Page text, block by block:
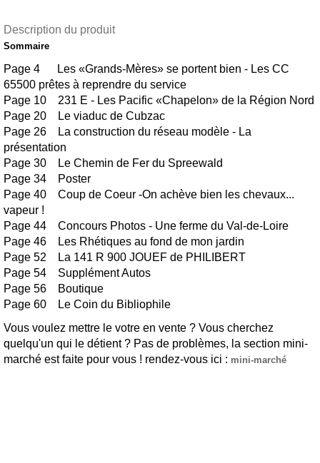
Description du produit
Sommaire
Page 4 Les «Grands-Mères» se portent bien - Les CC
65500 prêtes à reprendre du service
Page 10 231 E - Les Pacific «Chapelon» de la Région Nord
Page 20 Le viaduc de Cubzac
Page 26 La construction du réseau modèle - La
présentation
Page 30 Le Chemin de Fer du Spreewald
Page 34 Poster
Page 40 Coup de Coeur -On achève bien les chevaux...
vapeur !
Page 44 Concours Photos - Une ferme du Val-de-Loire
Page 46 Les Rhétiques au fond de mon jardin
Page 52 La 141 R 900 JOUEF de PHILIBERT
Page 54 Supplément Autos
Page 56 Boutique
Page 60 Le Coin du Bibliophile
Vous voulez mettre le votre en vente ? Vous cherchez
quelqu'un qui le détient ? Pas de problèmes, la section mini-
marché est faite pour vous ! rendez-vous ici : mini-marché